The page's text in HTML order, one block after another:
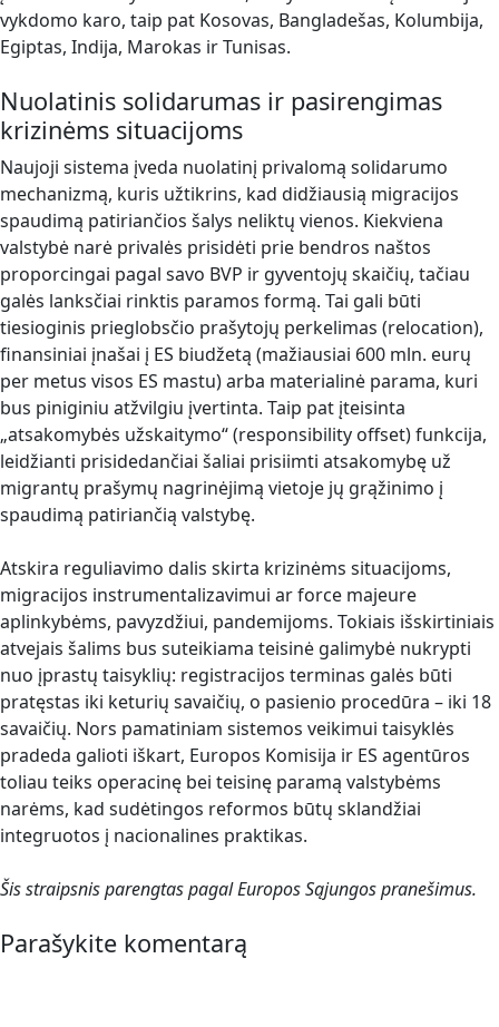
vykdomo karo, taip pat Kosovas, Bangladešas, Kolumbija,
Egiptas, Indija, Marokas ir Tunisas.
Nuolatinis solidarumas ir pasirengimas
krizinėms situacijoms
Naujoji sistema įveda nuolatinį privalomą solidarumo
mechanizmą, kuris užtikrins, kad didžiausią migracijos
spaudimą patiriančios šalys neliktų vienos. Kiekviena
valstybė narė privalės prisidėti prie bendros naštos
proporcingai pagal savo BVP ir gyventojų skaičių, tačiau
galės lanksčiai rinktis paramos formą. Tai gali būti
tiesioginis prieglobsčio prašytojų perkelimas (relocation),
finansiniai įnašai į ES biudžetą (mažiausiai 600 mln. eurų
per metus visos ES mastu) arba materialinė parama, kuri
bus piniginiu atžvilgiu įvertinta. Taip pat įteisinta
„atsakomybės užskaitymo“ (responsibility offset) funkcija,
leidžianti prisidedančiai šaliai prisiimti atsakomybę už
migrantų prašymų nagrinėjimą vietoje jų grąžinimo į
spaudimą patiriančią valstybę.
Atskira reguliavimo dalis skirta krizinėms situacijoms,
migracijos instrumentalizavimui ar force majeure
aplinkybėms, pavyzdžiui, pandemijoms. Tokiais išskirtiniais
atvejais šalims bus suteikiama teisinė galimybė nukrypti
nuo įprastų taisyklių: registracijos terminas galės būti
pratęstas iki keturių savaičių, o pasienio procedūra – iki 18
savaičių. Nors pamatiniam sistemos veikimui taisyklės
pradeda galioti iškart, Europos Komisija ir ES agentūros
toliau teiks operacinę bei teisinę paramą valstybėms
narėms, kad sudėtingos reformos būtų sklandžiai
integruotos į nacionalines praktikas.
Šis straipsnis parengtas pagal Europos Sąjungos pranešimus.
Parašykite komentarą